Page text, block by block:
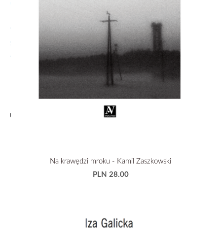
Na krawędzi mroku - Kamil Zaszkowski
PLN 28.00